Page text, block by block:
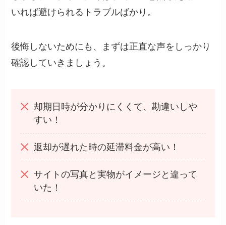
いれば避けられるトラブルばかり。
後悔しないためにも、まずは正直な声をしっかり
確認していきましょう。
却期日時が分かりにくくて、勘違いしや
すい！
返却が遅れた時の延滞料金が高い！
サイトの写真と実物がイメージと違って
いた！